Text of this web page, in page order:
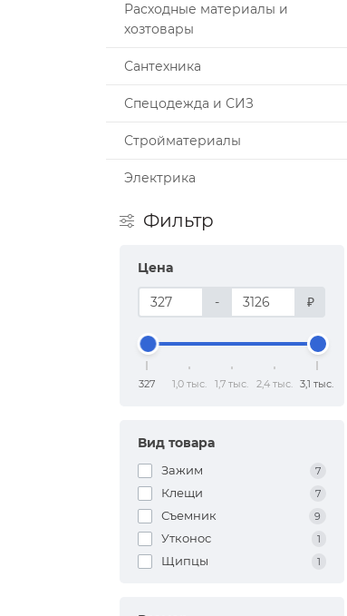
Расходные материалы и
хозтовары
Сантехника
Спецодежда и СИЗ
Стройматериалы
Электрика
Фильтр
Цена
- ₽
327 1,0 тыс. 1,7 тыс. 2,4 тыс. 3,1 тыс.
Вид товара
Зажим 7
Клещи 7
Съемник 9
Утконос 1
Щипцы 1